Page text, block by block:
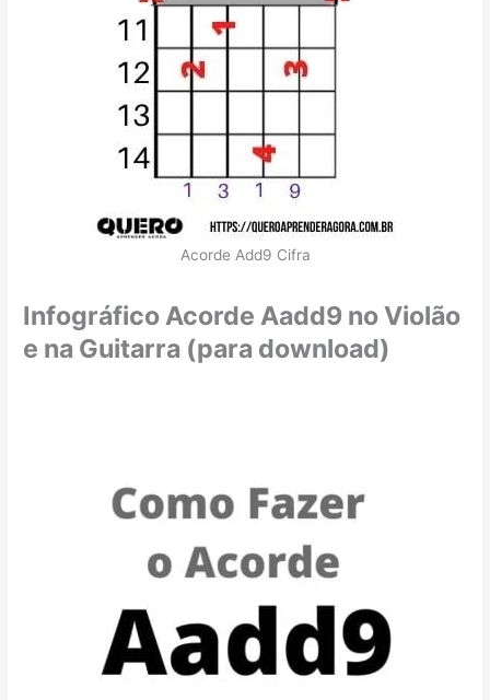
Acorde Add9 Cifra
Infográfico Acorde Aadd9 no Violão
e na Guitarra (para download)